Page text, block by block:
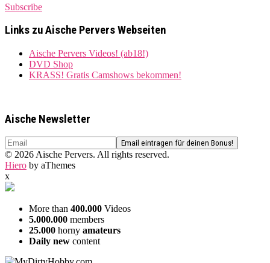
Subscribe
Links zu Aische Pervers Webseiten
Aische Pervers Videos! (ab18!)
DVD Shop
KRASS! Gratis Camshows bekommen!
Aische Newsletter
© 2026 Aische Pervers. All rights reserved.
Hiero by aThemes
x
More than 400.000 Videos
5.000.000 members
25.000 horny amateurs
Daily new content